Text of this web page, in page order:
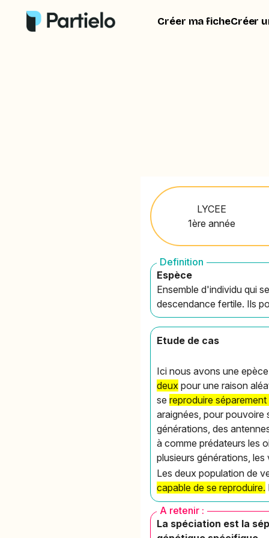
Créer ma ficheCréer
LYCEE
1ère année
Definition
Espèce
Ensemble d'individu qui
descendance fertile. Ils
Etude de cas
Ici nous avons une
deux pour une raison
sereproduire
araignées, pour pouvoire
générations, des
à comme prédateurs les
plusieurs générations,
Les deux population de
capable de se reproduire.
A retenir :
La spéciation est la